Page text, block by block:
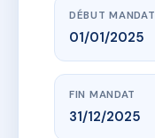
DÉBUT MANDAT
01/01/2025
FIN MANDAT
31/12/2025